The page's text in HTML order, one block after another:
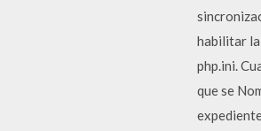
habilitar
php.ini.
que se